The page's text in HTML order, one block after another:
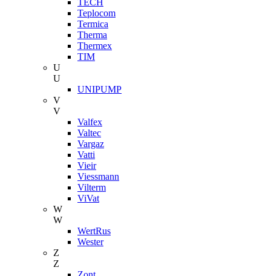
TECH
Teplocom
Termica
Therma
Thermex
TIM
U
U
UNIPUMP
V
V
Valfex
Valtec
Vargaz
Vatti
Vieir
Viessmann
Vilterm
ViVat
W
W
WertRus
Wester
Z
Z